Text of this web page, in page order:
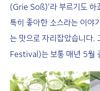
(Grie Soß)’라 부르기도 하
특히 좋아한 소스라는 이야
는 맛으로 자리잡았습니다
Festival)는 보통 매년 5월